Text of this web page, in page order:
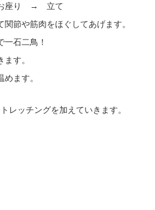
座り → 立て
節や筋肉をほぐしてあげます。
石二鳥！
す。
ます。
レッチングを加えていきます。